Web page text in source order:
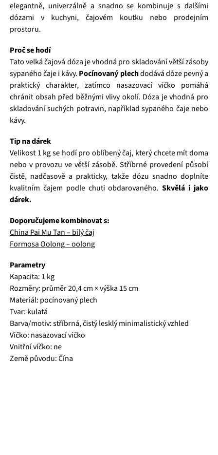
elegantně, univerzálně a snadno se kombinuje s dalšími
dózami v kuchyni, čajovém koutku nebo prodejním
prostoru.
Proč se hodí
Tato velká čajová dóza je vhodná pro skladování větší zásoby
sypaného čaje i kávy. Pocínovaný plechdodává dóze pevný a
praktický charakter, zatímco nasazovací víčko pomáhá
chránit obsah před běžnými vlivy okolí. Dóza je vhodná pro
skladování suchých potravin, například sypaného čaje nebo
kávy.
Tip na dárek
Velikost 1 kg se hodí pro oblíbený čaj, který chcete mít doma
nebo v provozu ve větší zásobě. Stříbrné provedení působí
čistě, nadčasově a prakticky, takže dózu snadno doplníte
kvalitním čajem podle chuti obdarovaného.Skvělá i jako
dárek.
Doporučujeme kombinovat s:
China Pai Mu Tan – bílý čaj
Formosa Oolong – oolong
Parametry
Kapacita: 1 kg
Rozměry: průměr 20,4 cm × výška 15 cm
Materiál: pocínovaný plech
Tvar: kulatá
Barva/motiv: stříbrná, čistý lesklý minimalistický vzhled
Víčko: nasazovací víčko
Vnitřní víčko: ne
Země původu: Čína